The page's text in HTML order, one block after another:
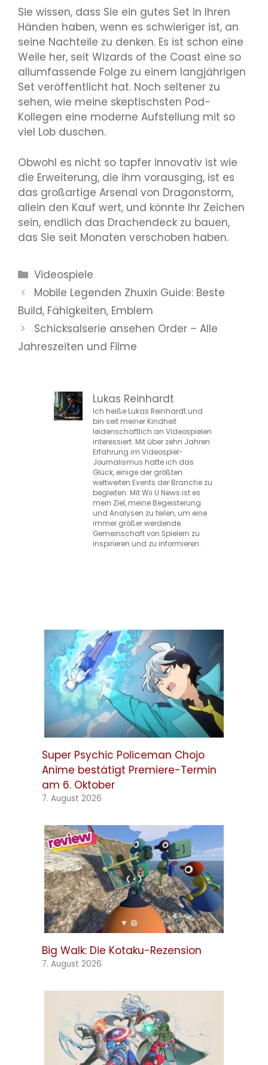
Sie wissen, dass Sie ein gutes Set in Ihren
Händen haben, wenn es schwieriger ist, an
seine Nachteile zu denken. Es ist schon eine
Weile her, seit Wizards of the Coast eine so
allumfassende Folge zu einem langjährigen
Set veröffentlicht hat. Noch seltener zu
sehen, wie meine skeptischsten Pod-
Kollegen eine moderne Aufstellung mit so
viel Lob duschen.
Obwohl es nicht so tapfer innovativ ist wie
die Erweiterung, die ihm vorausging, ist es
das großartige Arsenal von Dragonstorm,
allein den Kauf wert, und könnte Ihr Zeichen
sein, endlich das Drachendeck zu bauen,
das Sie seit Monaten verschoben haben.
Kategorien
Videospiele
Mobile Legenden Zhuxin Guide: Beste
Build, Fähigkeiten, Emblem
Schicksalserie ansehen Order – Alle
Jahreszeiten und Filme
Lukas Reinhardt
Ich heiße Lukas Reinhardt und
bin seit meiner Kindheit
leidenschaftlich an Videospielen
interessiert. Mit über zehn Jahren
Erfahrung im Videospiel-
Journalismus hatte ich das
Glück, einige der größten
weltweiten Events der Branche zu
begleiten. Mit Wii U News ist es
mein Ziel, meine Begeisterung
und Analysen zu teilen, um eine
immer größer werdende
Gemeinschaft von Spielern zu
inspirieren und zu informieren.
Super Psychic Policeman Chojo
Anime bestätigt Premiere-Termin
am 6. Oktober
7. August 2026
Big Walk: Die Kotaku-Rezension
7. August 2026